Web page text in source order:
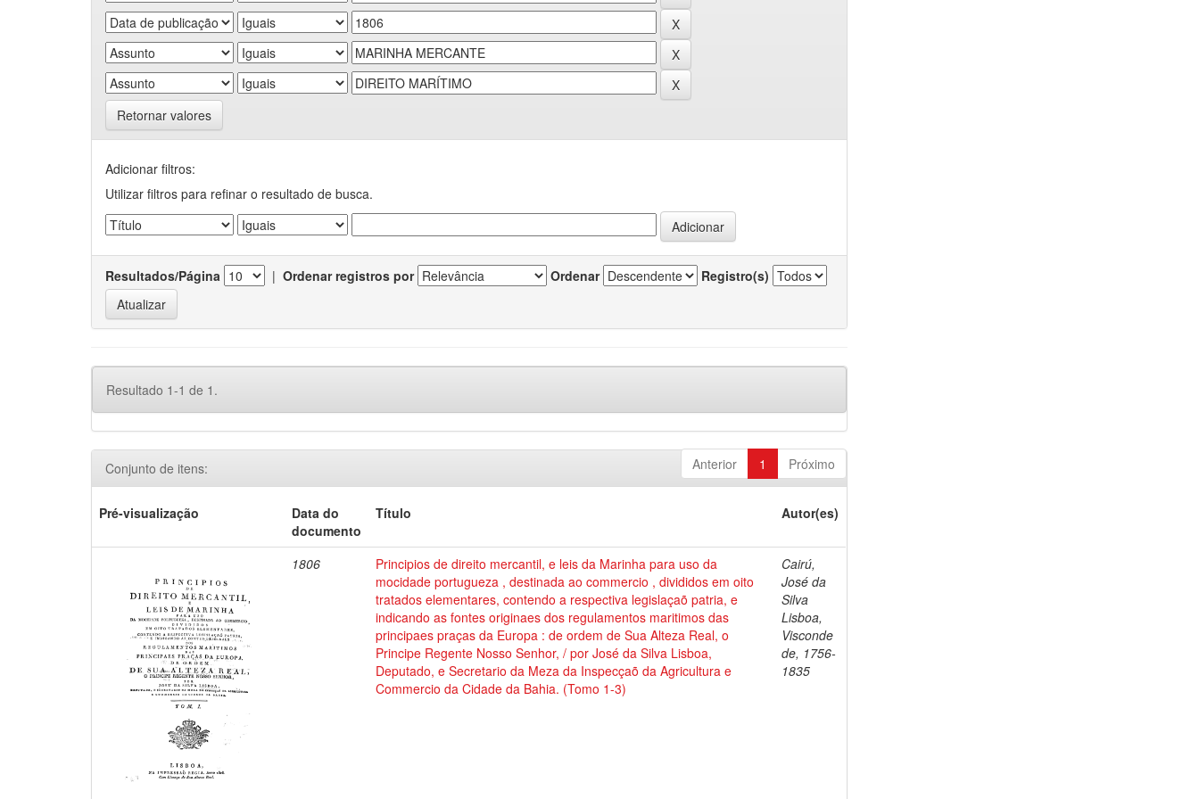
Retornar valores
Adicionar filtros:
Utilizar filtros para refinar o resultado de busca.
Resultados/Página | Ordenar registros por Ordenar Registro(s)
Resultado 1-1 de 1.
Anterior 1 Próximo
Conjunto de itens:
Pré-visualização
Data do
documento
Título Autor(es)
1806
Principios de direito mercantil, e leis da Marinha para uso da
mocidade portugueza , destinada ao commercio , divididos em oito
tratados elementares, contendo a respectiva legislaçaõ patria, e
indicando as fontes originaes dos regulamentos maritimos das
principaes praças da Europa : de ordem de Sua Alteza Real, o
Principe Regente Nosso Senhor, / por José da Silva Lisboa,
Deputado, e Secretario da Meza da Inspecçaõ da Agricultura e
Commercio da Cidade da Bahia. (Tomo 1-3)
Cairú,
José da
Silva
Lisboa,
Visconde
de, 1756-
1835